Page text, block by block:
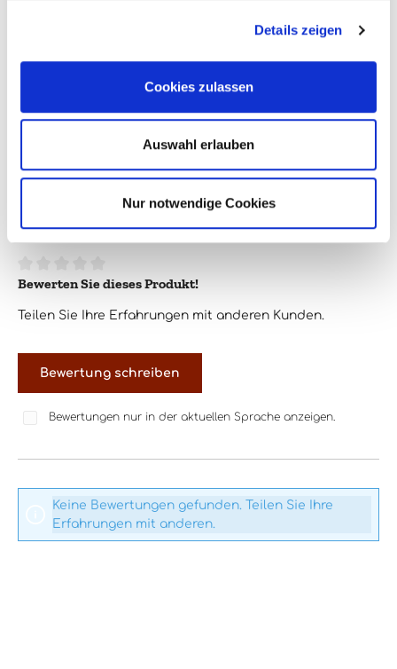
Details zeigen
Cookies zulassen
Auswahl erlauben
Nur notwendige Cookies
Verpackungsgröße: 1
0 von 0 Bewertungen
Durchschnittliche Bewertung von 0 von 5 Sternen
Bewerten Sie dieses Produkt!
Teilen Sie Ihre Erfahrungen mit anderen Kunden.
Bewertung schreiben
Bewertungen nur in der aktuellen Sprache anzeigen.
Keine Bewertungen gefunden. Teilen Sie Ihre
Erfahrungen mit anderen.